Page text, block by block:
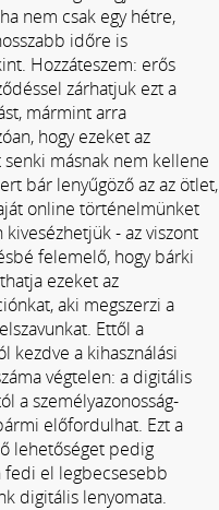
nem csak egy hétre,
időre is
Hozzáteszem: erős
zárhatjuk ezt a
mármint arra
hogy ezeket az
másnak nem kellene
bár lenyűgöző az az ötlet,
online történelmünket
kivesézhetjük - az viszont
felemelő, hogy bárki
ezeket az
aki megszerzi a
Ettől a
kezdve a kihasználási
végtelen: a digitális
a személyazonosság-
előfordulhat. Ezt a
lehetőséget pedig
fedi el legbecsesebb
digitális lenyomata.